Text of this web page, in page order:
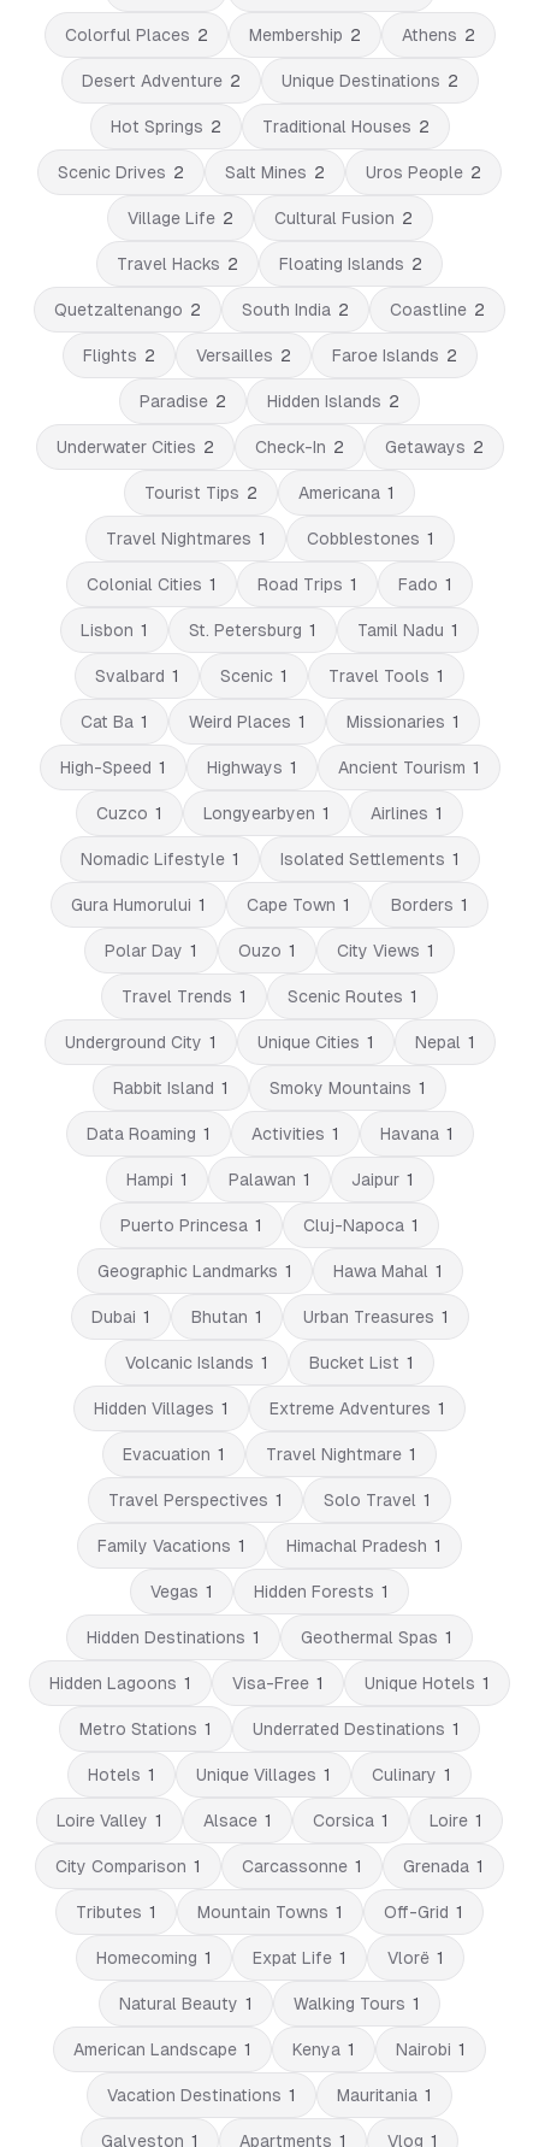
Colorful Places 2 Membership 2 Athens 2
Desert Adventure 2 Unique Destinations 2
Hot Springs 2 Traditional Houses 2
Scenic Drives 2 Salt Mines 2 Uros People 2
Village Life 2 Cultural Fusion 2
Travel Hacks 2 Floating Islands 2
Quetzaltenango 2 South India 2 Coastline 2
Flights 2 Versailles 2 Faroe Islands 2
Paradise 2 Hidden Islands 2
Underwater Cities 2 Check-In 2 Getaways 2
Tourist Tips 2 Americana 1
Travel Nightmares 1 Cobblestones 1
Colonial Cities 1 Road Trips 1 Fado 1
Lisbon 1 St. Petersburg 1 Tamil Nadu 1
Svalbard 1 Scenic 1 Travel Tools 1
Cat Ba 1 Weird Places 1 Missionaries 1
High-Speed 1 Highways 1 Ancient Tourism 1
Cuzco 1 Longyearbyen 1 Airlines 1
Nomadic Lifestyle 1 Isolated Settlements 1
Gura Humorului 1 Cape Town 1 Borders 1
Polar Day 1 Ouzo 1 City Views 1
Travel Trends 1 Scenic Routes 1
Underground City 1 Unique Cities 1 Nepal 1
Rabbit Island 1 Smoky Mountains 1
Data Roaming 1 Activities 1 Havana 1
Hampi 1 Palawan 1 Jaipur 1
Puerto Princesa 1 Cluj-Napoca 1
Geographic Landmarks 1 Hawa Mahal 1
Dubai 1 Bhutan 1 Urban Treasures 1
Volcanic Islands 1 Bucket List 1
Hidden Villages 1 Extreme Adventures 1
Evacuation 1 Travel Nightmare 1
Travel Perspectives 1 Solo Travel 1
Family Vacations 1 Himachal Pradesh 1
Vegas 1 Hidden Forests 1
Hidden Destinations 1 Geothermal Spas 1
Hidden Lagoons 1 Visa-Free 1 Unique Hotels 1
Metro Stations 1 Underrated Destinations 1
Hotels 1 Unique Villages 1 Culinary 1
Loire Valley 1 Alsace 1 Corsica 1 Loire 1
City Comparison 1 Carcassonne 1 Grenada 1
Tributes 1 Mountain Towns 1 Off-Grid 1
Homecoming 1 Expat Life 1 Vlorë 1
Natural Beauty 1 Walking Tours 1
American Landscape 1 Kenya 1 Nairobi 1
Vacation Destinations 1 Mauritania 1
Galveston 1 Apartments 1 Vlog 1